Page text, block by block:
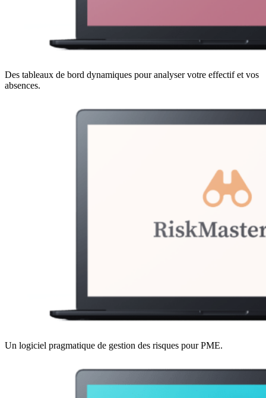
Des tableaux de bord dynamiques pour analyser votre effectif et vos
absences.
Un logiciel pragmatique de gestion des risques pour PME.